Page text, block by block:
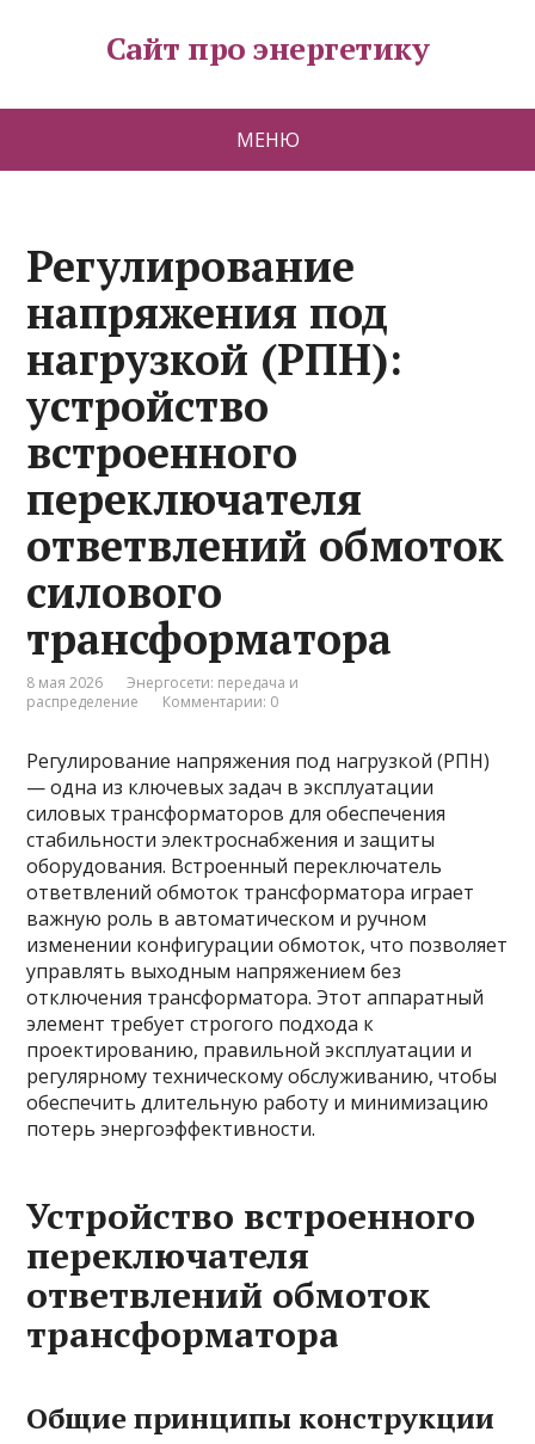
Сайт про энергетику
МЕНЮ
Регулирование
напряжения под
нагрузкой (РПН):
устройство
встроенного
переключателя
ответвлений обмоток
силового
трансформатора
8 мая 2026
Энергосети: передача и
распределение
Комментарии: 0
Регулирование напряжения под нагрузкой (РПН)
— одна из ключевых задач в эксплуатации
силовых трансформаторов для обеспечения
стабильности электроснабжения и защиты
оборудования. Встроенный переключатель
ответвлений обмоток трансформатора играет
важную роль в автоматическом и ручном
изменении конфигурации обмоток, что позволяет
управлять выходным напряжением без
отключения трансформатора. Этот аппаратный
элемент требует строгого подхода к
проектированию, правильной эксплуатации и
регулярному техническому обслуживанию, чтобы
обеспечить длительную работу и минимизацию
потерь энергоэффективности.
Устройство встроенного
переключателя
ответвлений обмоток
трансформатора
Общие принципы конструкции